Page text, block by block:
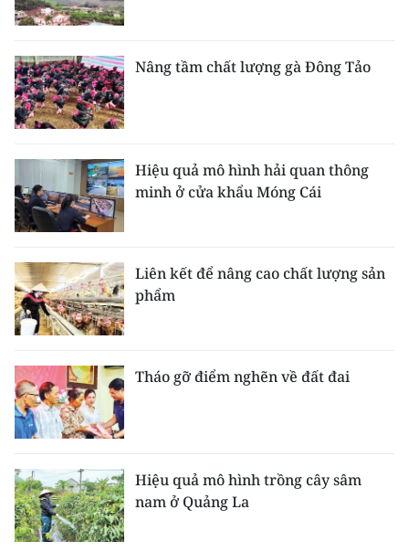
Nâng tầm chất lượng gà Đông Tảo
Hiệu quả mô hình hải quan thông
minh ở cửa khẩu Móng Cái
Liên kết để nâng cao chất lượng sản
phẩm
Tháo gỡ điểm nghẽn về đất đai
Hiệu quả mô hình trồng cây sâm
nam ở Quảng La